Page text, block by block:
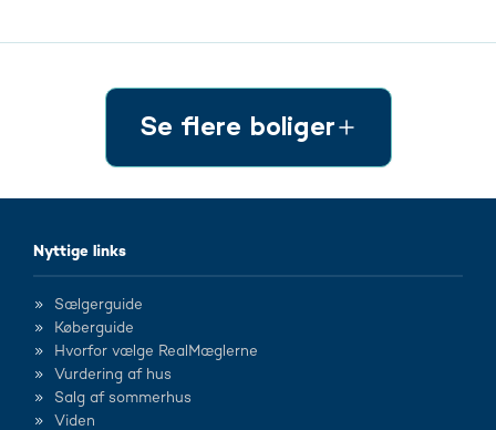
Se flere boliger
Nyttige links
Sælgerguide
Køberguide
Hvorfor vælge RealMæglerne
Vurdering af hus
Salg af sommerhus
Viden